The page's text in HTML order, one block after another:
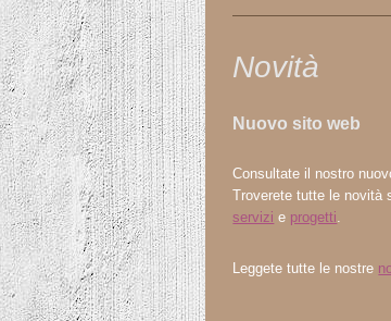
Novità
Nuovo sito web
Consultate il nostro
Troverete tutte le novità
servizi e progetti.
Leggete tutte le nostre